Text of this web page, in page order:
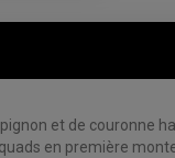
et de
en première